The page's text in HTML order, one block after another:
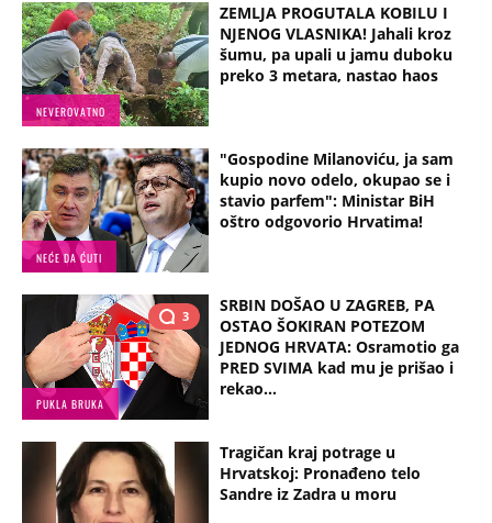
NEVEROVATNO
ZEMLJA PROGUTALA KOBILU I
NJENOG VLASNIKA! Jahali kroz
šumu, pa upali u jamu duboku
preko 3 metara, nastao haos
NEĆE DA ĆUTI
"Gospodine Milanoviću, ja sam
kupio novo odelo, okupao se i
stavio parfem": Ministar BiH
oštro odgovorio Hrvatima!
3
PUKLA BRUKA
SRBIN DOŠAO U ZAGREB, PA
OSTAO ŠOKIRAN POTEZOM
JEDNOG HRVATA: Osramotio ga
PRED SVIMA kad mu je prišao i
rekao...
Tragičan kraj potrage u
Hrvatskoj: Pronađeno telo
Sandre iz Zadra u moru